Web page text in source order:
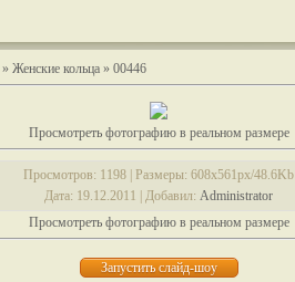
» Женские кольца » 00446
Просмотреть фотографию в реальном размере
Просмотров: 1198 | Размеры: 608x561px/48.6Kb
Дата: 19.12.2011 | Добавил: Administrator
Просмотреть фотографию в реальном размере